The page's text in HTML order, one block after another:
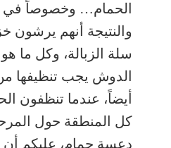
الحمام… وخصوصاً في
والنتيجة أنهم يرشون
سلة الزبالة، وكل ما
الدوش يجب تنظيفها
أيضاً، عندما تنظفون
كل المنطقة حول
دعسة حمام، عليكم أن